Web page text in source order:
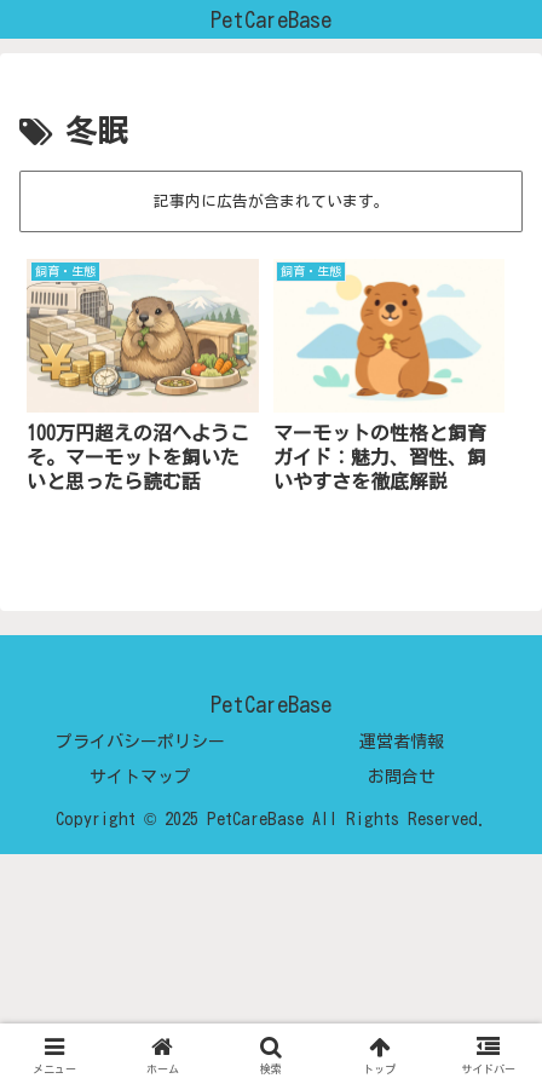
PetCareBase
冬眠
記事内に広告が含まれています。
飼育・生態
100万円超えの沼へようこ
そ。マーモットを飼いた
いと思ったら読む話
飼育・生態
マーモットの性格と飼育
ガイド：魅力、習性、飼
いやすさを徹底解説
PetCareBase
プライバシーポリシー 運営者情報
サイトマップ お問合せ
Copyright © 2025 PetCareBase All Rights Reserved.
メニュー ホーム 検索 トップ サイドバー